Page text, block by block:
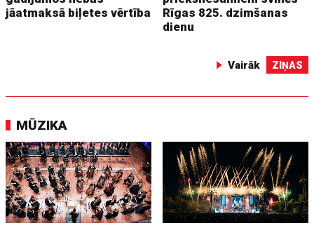
jāatmaksā biļetes vērtība
Rīgas 825. dzimšanas
dienu
Vairāk ZIŅAS
MŪZIKA